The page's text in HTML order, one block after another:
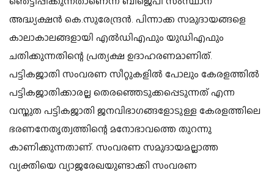
അദ്ധ്യക്ഷൻ കെ.സുരേന്ദ്രൻ. പിന്നാക്ക സമുദായങ്ങളെ
കാലാകാലങ്ങളായി എൽഡിഎഫും യുഡിഎഫും
ചതിക്കുന്നതിന്റെ പ്രത്യക്ഷ ഉദാഹരണമാണിത്.
പട്ടികജാതി സംവരണ സീറ്റുകളിൽ പോലും കേരളത്തിൽ
പട്ടികജാതിക്കാരല്ല തെരഞ്ഞെടുക്കപ്പെടുന്നത് എന്ന
വസ്തുത പട്ടികജാതി ജനവിഭാഗങ്ങളോടുള്ള കേരളത്തിലെ
ഭരണനേതൃത്വത്തിന്റെ മനോഭാവത്തെ തുറന്നു
കാണിക്കുന്നതാണ്. സംവരണ സമുദായമല്ലാത്ത
വ്യക്തിയെ വ്യാജരേഖയുണ്ടാക്കി സംവരണ